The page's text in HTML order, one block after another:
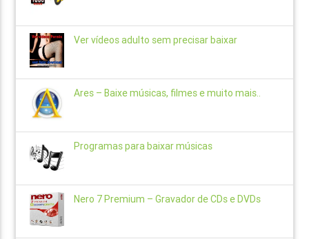
Ver vídeos adulto sem precisar baixar
Ares – Baixe músicas, filmes e muito mais..
Programas para baixar músicas
Nero 7 Premium – Gravador de CDs e DVDs